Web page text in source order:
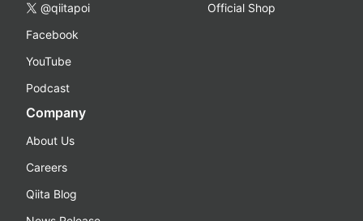
@qiitapoi
Facebook
YouTube
Podcast
Official Shop
Company
About Us
Careers
Qiita Blog